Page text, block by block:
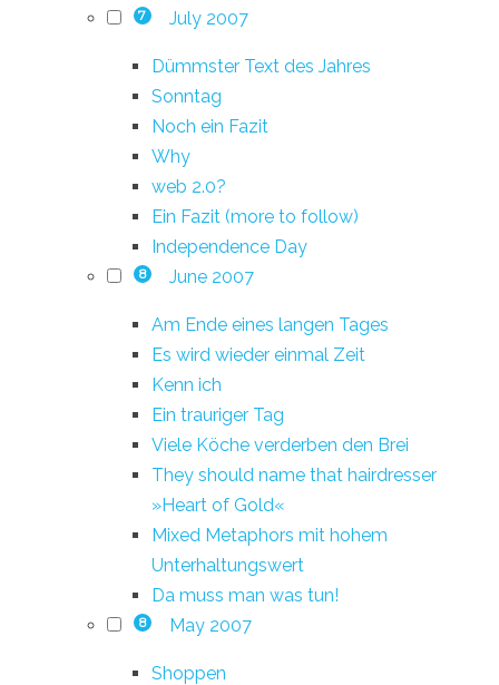
7 July 2007
Dümmster Text des Jahres
Sonntag
Noch ein Fazit
Why
web 2.0?
Ein Fazit (more to follow)
Independence Day
8 June 2007
Am Ende eines langen Tages
Es wird wieder einmal Zeit
Kenn ich
Ein trauriger Tag
Viele Köche verderben den Brei
They should name that hairdresser
»Heart of Gold«
Mixed Metaphors mit hohem
Unterhaltungswert
Da muss man was tun!
8 May 2007
Shoppen